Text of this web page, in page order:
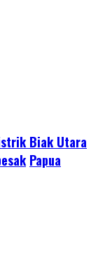
Biak Utara
Papua